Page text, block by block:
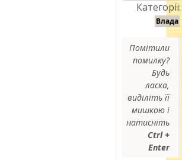
Категорії:
Влада
Помітили
помилку?
Будь
ласка,
виділіть її
мишкою і
натисніть
Ctrl +
Enter